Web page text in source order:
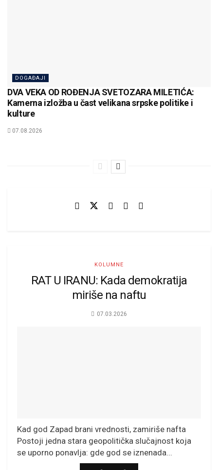
DOGAĐAJI
DVA VEKA OD ROĐENJA SVETOZARA MILETIĆA:
Kamerna izložba u čast velikana srpske politike i
kulture
07.08.2026
KOLUMNE
RAT U IRANU: Kada demokratija
miriše na naftu
07.03.2026
Kad god Zapad brani vrednosti, zamiriše nafta
Postoji jedna stara geopolitička slučajnost koja
se uporno ponavlja: gde god se iznenada...